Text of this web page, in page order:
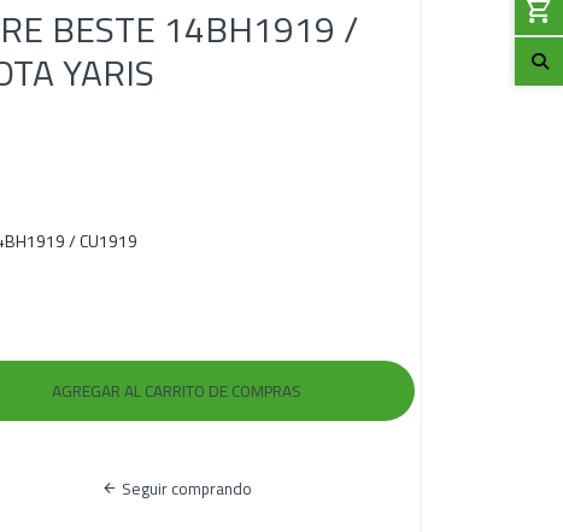
BESTE 14BH1919 /
YARIS
/ CU1919
Seguir comprando